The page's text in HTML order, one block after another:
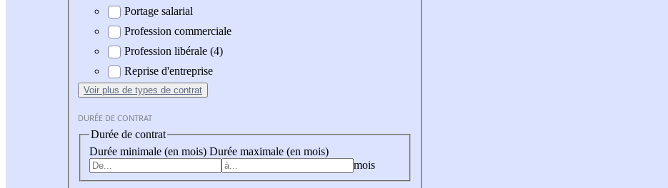
Portage salarial
Profession commerciale
Profession libérale (4)
Reprise d'entreprise
Voir plus de types de contrat
DURÉE DE CONTRAT
Durée de contrat
Durée minimale (en mois) Durée maximale (en mois)
mois